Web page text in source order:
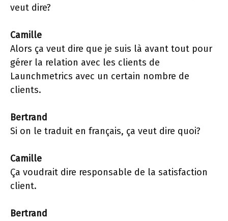
veut dire?
Camille
Alors ça veut dire que je suis là avant tout pour
gérer la relation avec les clients de
Launchmetrics avec un certain nombre de
clients.
Bertrand
Si on le traduit en français, ça veut dire quoi?
Camille
Ça voudrait dire responsable de la satisfaction
client.
Bertrand